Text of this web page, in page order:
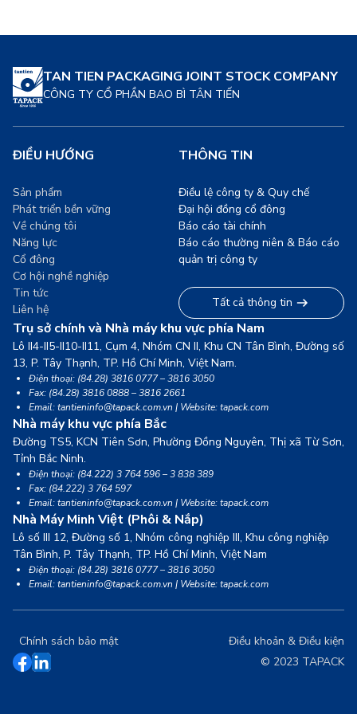
TAN TIEN PACKAGING JOINT STOCK COMPANY
CÔNG TY CỔ PHẦN BAO BÌ TÂN TIẾN
Trụ sở chính và Nhà máy khu vực phía Nam
Lô II4-II5-II10-II11, Cụm 4, Nhóm CN II, Khu CN Tân Bình, Đường số
13, P. Tây Thạnh, TP. Hồ Chí Minh, Việt Nam.
Điện thoại: (84.28) 3816 0777 – 3816 3050
Fax: (84.28) 3816 0888 – 3816 2661
Email: tantieninfo@tapack.com.vn | Website: tapack.com
Nhà máy khu vực phía Bắc
Đường TS5, KCN Tiên Sơn, Phường Đồng Nguyên, Thị xã Từ Sơn,
Tỉnh Bắc Ninh.
Điện thoại: (84.222) 3 764 596 – 3 838 389
Fax: (84.222) 3 764 597
Email: tantieninfo@tapack.com.vn | Website: tapack.com
Nhà Máy Minh Việt (Phôi & Nắp)
Lô số III 12, Đường số 1, Nhóm công nghiệp III, Khu công nghiệp
Tân Bình, P. Tây Thạnh, TP. Hồ Chí Minh, Việt Nam
Điện thoại: (84.28) 3816 0777 – 3816 3050
Email: tantieninfo@tapack.com.vn | Website: tapack.com
ĐIỀU HƯỚNG
Sản phẩm
Phát triển bền vững
Về chúng tôi
Năng lực
Cổ đông
Cơ hội nghề nghiệp
Tin tức
Liên hệ
THÔNG TIN
Điều lệ công ty & Quy chế
Đại hội đồng cổ đông
Báo cáo tài chính
Báo cáo thường niên & Báo cáo
quản trị công ty
Tất cả thông tin
© 2023 TAPACK
Chính sách bảo mật Điều khoản & Điều kiện